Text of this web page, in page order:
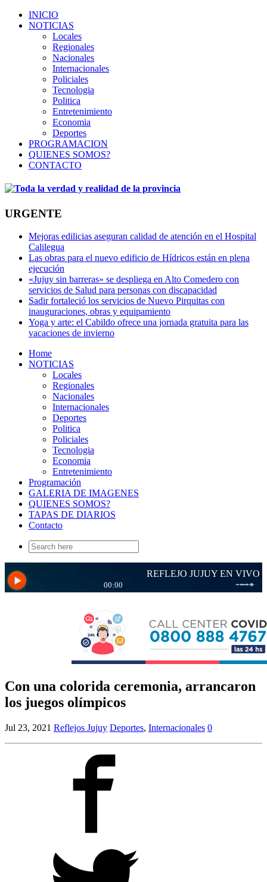
INICIO
NOTICIAS
Locales
Regionales
Nacionales
Internacionales
Policiales
Tecnologia
Politica
Entretenimiento
Economia
Deportes
PROGRAMACION
QUIENES SOMOS?
CONTACTO
URGENTE
Mejoras edilicias aseguran calidad de atención en el Hospital
Calilegua
Las obras para el nuevo edificio de Hídricos están en plena
ejecución
«Jujuy sin barreras» se despliega en Alto Comedero con
servicios de Salud para personas con discapacidad
Sadir fortaleció los servicios de Nuevo Pirquitas con
inauguraciones, obras y equipamiento
Yoga y arte: el Cabildo ofrece una jornada gratuita para las
vacaciones de invierno
Home
NOTICIAS
Locales
Regionales
Nacionales
Internacionales
Deportes
Politica
Policiales
Tecnologia
Economia
Entretenimiento
Programación
GALERIA DE IMAGENES
QUIENES SOMOS?
TAPAS DE DIARIOS
Contacto
Search
for:
Con una colorida ceremonia, arrancaron
los juegos olímpicos
Jul 23, 2021 Reflejos Jujuy Deportes, Internacionales 0